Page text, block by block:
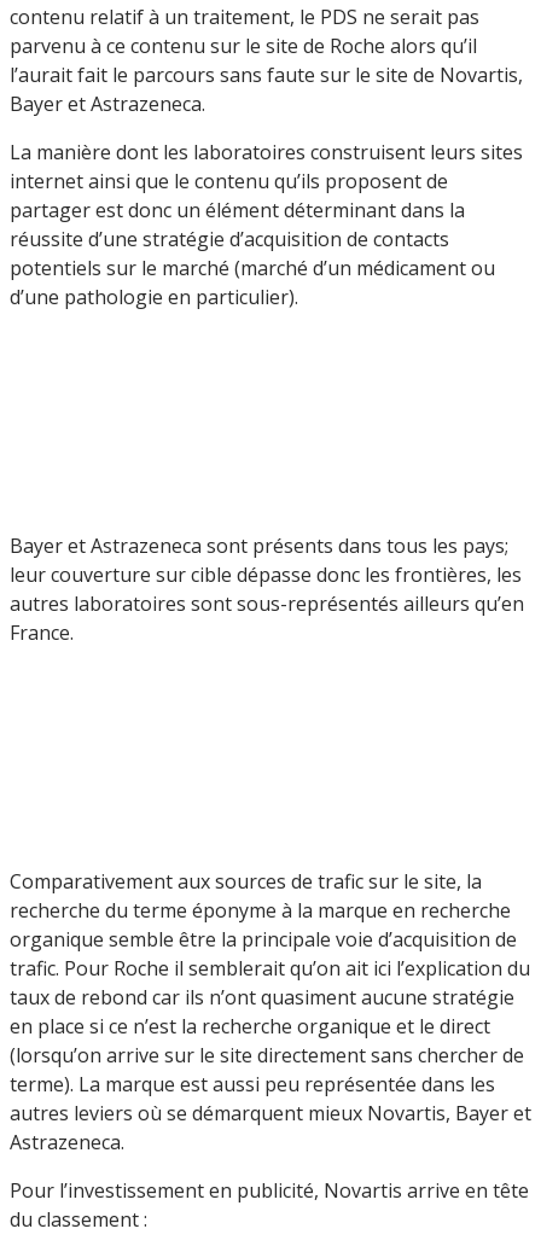
contenu relatif à un traitement, le PDS ne serait pas
parvenu à ce contenu sur le site de Roche alors qu’il
l’aurait fait le parcours sans faute sur le site de Novartis,
Bayer et Astrazeneca.
La manière dont les laboratoires construisent leurs sites
internet ainsi que le contenu qu’ils proposent de
partager est donc un élément déterminant dans la
réussite d’une stratégie d’acquisition de contacts
potentiels sur le marché (marché d’un médicament ou
d’une pathologie en particulier).
Bayer et Astrazeneca sont présents dans tous les pays;
leur couverture sur cible dépasse donc les frontières, les
autres laboratoires sont sous-représentés ailleurs qu’en
France.
Comparativement aux sources de trafic sur le site, la
recherche du terme éponyme à la marque en recherche
organique semble être la principale voie d’acquisition de
trafic. Pour Roche il semblerait qu’on ait ici l’explication du
taux de rebond car ils n’ont quasiment aucune stratégie
en place si ce n’est la recherche organique et le direct
(lorsqu’on arrive sur le site directement sans chercher de
terme). La marque est aussi peu représentée dans les
autres leviers où se démarquent mieux Novartis, Bayer et
Astrazeneca.
Pour l’investissement en publicité, Novartis arrive en tête
du classement :